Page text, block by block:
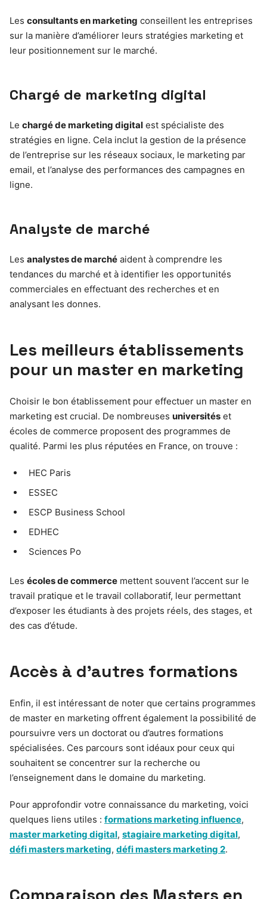
Les consultants en marketing conseillent les entreprises
sur la manière d’améliorer leurs stratégies marketing et
leur positionnement sur le marché.
Chargé de marketing digital
Le chargé de marketing digital est spécialiste des
stratégies en ligne. Cela inclut la gestion de la présence
de l’entreprise sur les réseaux sociaux, le marketing par
email, et l’analyse des performances des campagnes en
ligne.
Analyste de marché
Les analystes de marché aident à comprendre les
tendances du marché et à identifier les opportunités
commerciales en effectuant des recherches et en
analysant les donnes.
Les meilleurs établissements
pour un master en marketing
Choisir le bon établissement pour effectuer un master en
marketing est crucial. De nombreuses universités et
écoles de commerce proposent des programmes de
qualité. Parmi les plus réputées en France, on trouve :
HEC Paris
ESSEC
ESCP Business School
EDHEC
Sciences Po
Les écoles de commerce mettent souvent l’accent sur le
travail pratique et le travail collaboratif, leur permettant
d’exposer les étudiants à des projets réels, des stages, et
des cas d’étude.
Accès à d’autres formations
Enfin, il est intéressant de noter que certains programmes
de master en marketing offrent également la possibilité de
poursuivre vers un doctorat ou d’autres formations
spécialisées. Ces parcours sont idéaux pour ceux qui
souhaitent se concentrer sur la recherche ou
l’enseignement dans le domaine du marketing.
Pour approfondir votre connaissance du marketing, voici
quelques liens utiles : formations marketing influence,
master marketing digital, stagiaire marketing digital,
défi masters marketing, défi masters marketing 2.